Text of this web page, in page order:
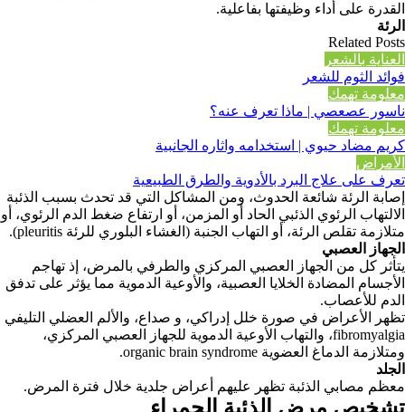
القدرة على أداء وظيفتها بفاعلية.
الرئة
Related Posts
العناية بالشعر
فوائد الثوم للشعر
معلومة تهمك
ناسور عصعصي | ماذا تعرف عنه؟
معلومة تهمك
كريم مضاد حيوي | استخدامه واثاره الجانبية
الأمراض
تعرف على علاج البرد بالأدوية والطرق الطبيعية
إصابة الرئة شائعة الحدوث، ومن المشاكل التي قد تحدث بسبب الذئبة
الالتهاب الرئوي الذئبي الحاد أو المزمن، أو ارتفاع ضغط الدم الرئوي، أو
متلازمة تقلص الرئة، أو التهاب الجنبة (الغشاء البلوري للرئة pleuritis).
الجهاز العصبي
يتأثر كل من الجهاز العصبي المركزي والطرفي بالمرض، إذ تهاجم
الأجسام المضادة الخلايا العصبية، والأوعية الدموية مما يؤثر على تدفق
الدم للأعصاب.
تظهر الأعراض في صورة خلل إدراكي، و صداع، والألم العضلي التليفي
fibromyalgia، والتهاب الأوعية الدموية للجهاز العصبي المركزي،
ومتلازمة الدماغ العضوية organic brain syndrome
.
الجلد
معظم مصابي الذئبة تظهر عليهم أعراض جلدية خلال فترة المرض.